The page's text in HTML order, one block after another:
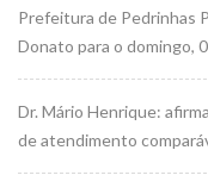
Prefeitura de Pedrinhas
Donato para o domingo,
Dr. Mário Henrique:
de atendimento